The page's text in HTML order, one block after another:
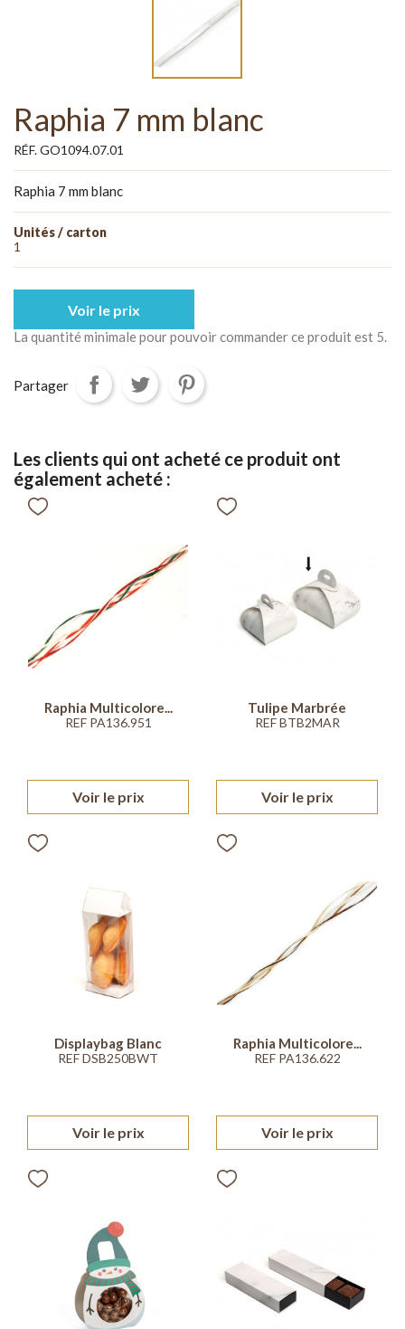
Raphia 7 mm blanc
RÉF. GO1094.07.01
Raphia 7 mm blanc
Unités / carton
1
Voir le prix
La quantité minimale pour pouvoir commander ce produit est 5.
Partager
Les clients qui ont acheté ce produit ont
également acheté :
Raphia Multicolore...
REF PA136.951
Voir le prix
Tulipe Marbrée
REF BTB2MAR
Voir le prix
Displaybag Blanc
REF DSB250BWT
Voir le prix
Raphia Multicolore...
REF PA136.622
Voir le prix